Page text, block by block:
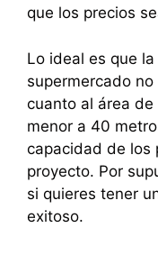
que los precios
Lo ideal es que
supermercado
cuanto al área
menor a 40
capacidad de los
proyecto. Por
si quieres tener
exitoso.